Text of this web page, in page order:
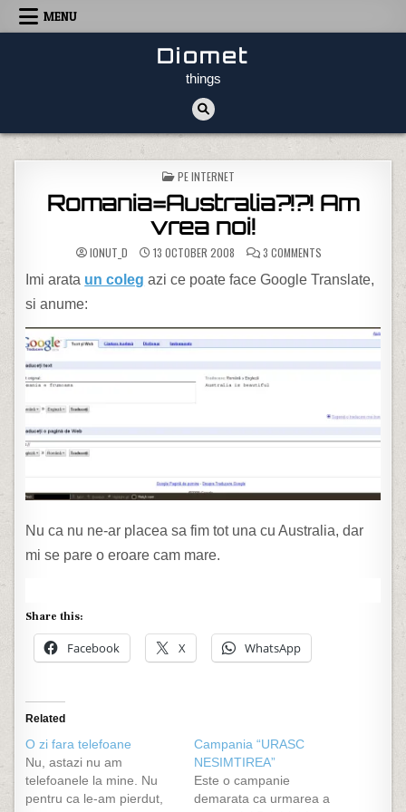
Skip to content
MENU
Diomet
things
POSTED IN
PE INTERNET
Romania=Australia?!?! Am
vrea noi!
IONUT_D 13 OCTOBER 2008 3 COMMENTSON
Imi arata un coleg azi ce poate face Google Translate,
si anume:
Nu ca nu ne-ar placea sa fim tot una cu Australia, dar
mi se pare o eroare cam mare.
Share this:
Facebook X WhatsApp
Related
O zi fara telefoane
Nu, astazi nu am
telefoanele la mine. Nu
pentru ca le-am pierdut,
Campania “URASC
NESIMTIREA”
Este o campanie
demarata ca urmarea a